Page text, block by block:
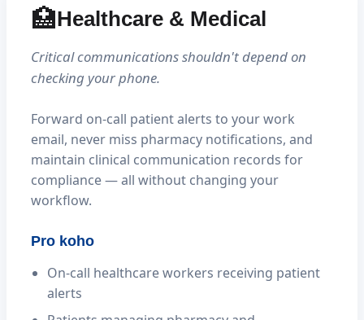
🏥Healthcare & Medical
Critical communications shouldn't depend on
checking your phone.
Forward on-call patient alerts to your work
email, never miss pharmacy notifications, and
maintain clinical communication records for
compliance — all without changing your
workflow.
Pro koho
On-call healthcare workers receiving patient
alerts